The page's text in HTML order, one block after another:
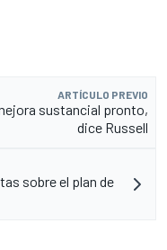
ARTÍCULO PREVIO
sustancial pronto,
dice Russell
sobre el plan de